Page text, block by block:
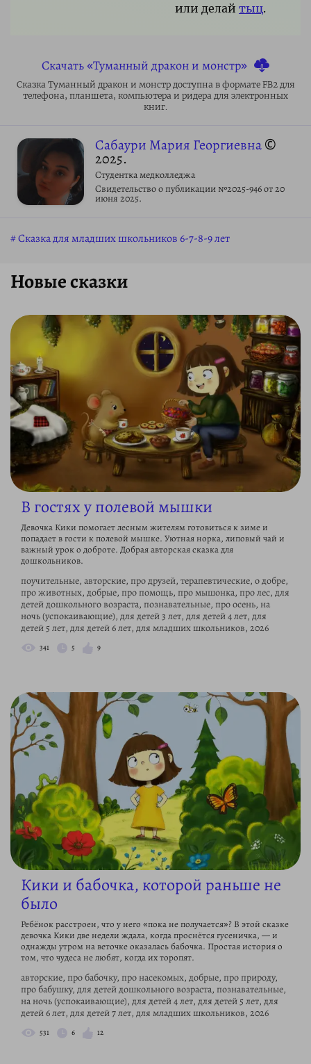
или делай тыц.
Скачать «Туманный дракон и монстр»
Сказка Туманный дракон и монстр доступна в формате FB2 для
телефона, планшета, компьютера и ридера для электронных
книг.
Сабаури Мария Георгиевна©
2025.
Студентка медколледжа
Свидетельство о публикации №2025-946 от 20
июня 2025.
Сказка для младших школьников 6-7-8-9 лет
Новые сказки
В гостях у полевой мышки
Девочка Кики помогает лесным жителям готовиться к зиме и
попадает в гости к полевой мышке. Уютная норка, липовый чай и
важный урок о доброте. Добрая авторская сказка для
дошкольников.
поучительные, авторские, про друзей, терапевтические, о добре,
про животных, добрые, про помощь, про мышонка, про лес, для
детей дошкольного возраста, познавательные, про осень, на
ночь (успокаивающие), для детей 3 лет, для детей 4 лет, для
детей 5 лет, для детей 6 лет, для младших школьников, 2026
341 5 9
Кики и бабочка, которой раньше не
было
Ребёнок расстроен, что у него «пока не получается»? В этой сказке
девочка Кики две недели ждала, когда проснётся гусеничка, — и
однажды утром на веточке оказалась бабочка. Простая история о
том, что чудеса не любят, когда их торопят.
авторские, про бабочку, про насекомых, добрые, про природу,
про бабушку, для детей дошкольного возраста, познавательные,
на ночь (успокаивающие), для детей 4 лет, для детей 5 лет, для
детей 6 лет, для детей 7 лет, для младших школьников, 2026
531 6 12